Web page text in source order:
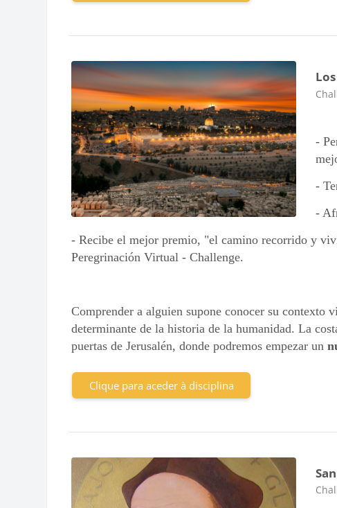
-
-
-
- Recibe el mejor premio, "el camino recorrido y
Peregrinación Virtual - Challenge.
Comprender a alguien supone conocer su contexto
determinante de la historia de la humanidad. La
puertas de Jerusalén, donde podremos empezar un
Clique para aceder à disciplina